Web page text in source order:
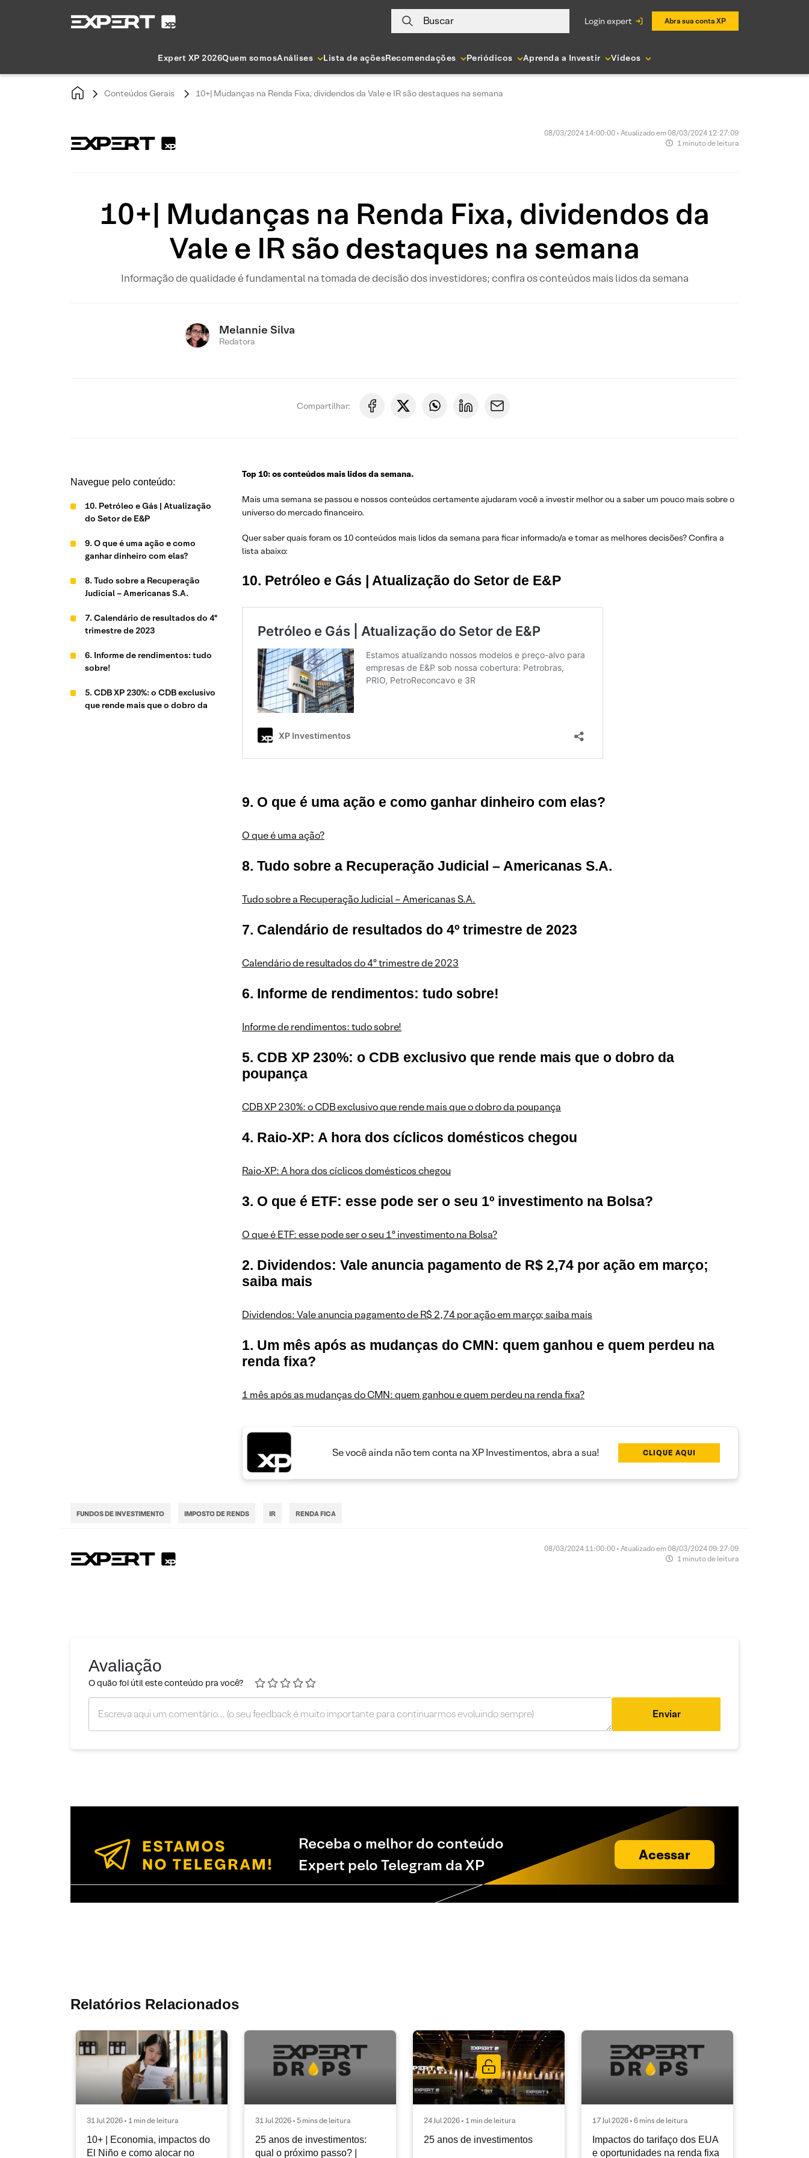
Buscar login expert Abra sua conta XP
Expert XP 2026Quem somosAnálises Lista de açõesRecomendações Periódicos Aprenda a Investir Vídeos
Conteúdos Gerais 10+| Mudanças na Renda Fixa, dividendos da Vale e IR são destaques na semana
08/03/2024 14:00:00 • Atualizado em 08/03/2024 12:27:09
1 minuto de leitura
10+| Mudanças na Renda Fixa, dividendos da
Vale e IR são destaques na semana
Informação de qualidade é fundamental na tomada de decisão dos investidores; confira os conteúdos mais lidos da semana
Melannie Silva
Redatora
Compartilhar:
Navegue pelo conteúdo:
10. Petróleo e Gás | Atualização
do Setor de E&P
9. O que é uma ação e como
ganhar dinheiro com elas?
8. Tudo sobre a Recuperação
Judicial – Americanas S.A.
7. Calendário de resultados do 4º
trimestre de 2023
6. Informe de rendimentos: tudo
sobre!
5. CDB XP 230%: o CDB exclusivo
que rende mais que o dobro da
Top 10: os conteúdos mais lidos da semana.
Mais uma semana se passou e nossos conteúdos certamente ajudaram você a investir melhor ou a saber um pouco mais sobre o
universo do mercado financeiro.
Quer saber quais foram os 10 conteúdos mais lidos da semana para ficar informado/a e tomar as melhores decisões? Confira a
lista abaixo:
10. Petróleo e Gás | Atualização do Setor de E&P
9. O que é uma ação e como ganhar dinheiro com elas?
O que é uma ação?
8. Tudo sobre a Recuperação Judicial – Americanas S.A.
Tudo sobre a Recuperação Judicial – Americanas S.A.
7. Calendário de resultados do 4º trimestre de 2023
Calendário de resultados do 4º trimestre de 2023
6. Informe de rendimentos: tudo sobre!
Informe de rendimentos: tudo sobre!
5. CDB XP 230%: o CDB exclusivo que rende mais que o dobro da
poupança
CDB XP 230%: o CDB exclusivo que rende mais que o dobro da poupança
4. Raio-XP: A hora dos cíclicos domésticos chegou
Raio-XP: A hora dos cíclicos domésticos chegou
3. O que é ETF: esse pode ser o seu 1º investimento na Bolsa?
O que é ETF: esse pode ser o seu 1º investimento na Bolsa?
2. Dividendos: Vale anuncia pagamento de R$ 2,74 por ação em março;
saiba mais
Dividendos: Vale anuncia pagamento de R$ 2,74 por ação em março; saiba mais
1. Um mês após as mudanças do CMN: quem ganhou e quem perdeu na
renda fixa?
1 mês após as mudanças do CMN: quem ganhou e quem perdeu na renda fixa?
Se você ainda não tem conta na XP Investimentos, abra a sua! CLIQUE AQUI
FUNDOS DE INVESTIMENTO IMPOSTO DE RENDS IR RENDA FICA
08/03/2024 11:00:00 • Atualizado em 08/03/2024 09:27:09
1 minuto de leitura
Avaliação
O quão foi útil este conteúdo pra você?
Enviar
Receba o melhor do conteúdo
Expert pelo Telegram da XP
Acessar
Relatórios Relacionados
31 Jul 2026 • 1 min de leitura
10+ | Economia, impactos do
El Niño e como alocar no
31 Jul 2026 • 5 mins de leitura
25 anos de investimentos:
qual o próximo passo? |
24 Jul 2026 • 1 min de leitura
25 anos de investimentos
17 Jul 2026 • 6 mins de leitura
Impactos do tarifaço dos EUA
e oportunidades na renda fixa